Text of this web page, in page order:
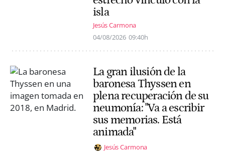
isla
Jesús Carmona
04/08/2026 09:40h
La gran ilusión de la
baronesa Thyssen en
plena recuperación de su
neumonía: "Va a escribir
sus memorias. Está
animada"
Jesús Carmona